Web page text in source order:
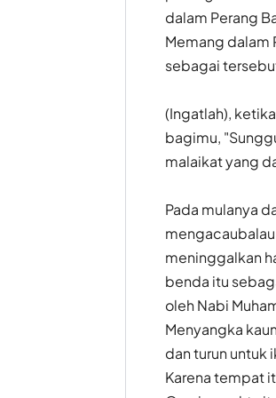
dalam Perang
Memang dalam
sebagai
(Ingatlah),
bagimu,
malaikat yang
Pada mulanya
meninggalkan
benda itu
oleh Nabi
Menyangka
dan turun untuk
Karena tempat